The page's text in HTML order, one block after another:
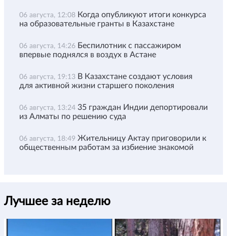
06 августа, 12:08 Когда опубликуют итоги конкурса
на образовательные гранты в Казахстане
06 августа, 14:26 Беспилотник с пассажиром
впервые поднялся в воздух в Астане
06 августа, 19:13 В Казахстане создают условия
для активной жизни старшего поколения
06 августа, 13:24 35 граждан Индии депортировали
из Алматы по решению суда
06 августа, 18:49 Жительницу Актау приговорили к
общественным работам за избиение знакомой
Лучшее за неделю